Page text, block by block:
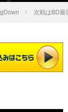
次戦はBD最